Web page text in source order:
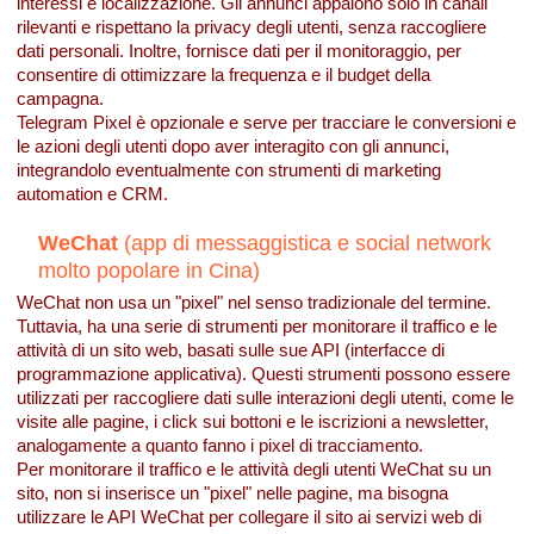
rilevanti e rispettano la privacy degli utenti, senza raccogliere
dati personali. Inoltre, fornisce dati per il monitoraggio, per
consentire di ottimizzare la frequenza e il budget della
campagna.
Telegram Pixel è opzionale e serve per tracciare le conversioni e
le azioni degli utenti dopo aver interagito con gli annunci,
integrandolo eventualmente con strumenti di marketing
automation e CRM.
WeChat (app di messaggistica e social network
molto popolare in Cina)
WeChat non usa un "pixel" nel senso tradizionale del termine.
Tuttavia, ha una serie di strumenti per monitorare il traffico e le
attività di un sito web, basati sulle sue API (interfacce di
programmazione applicativa). Questi strumenti possono essere
utilizzati per raccogliere dati sulle interazioni degli utenti, come le
visite alle pagine, i click sui bottoni e le iscrizioni a newsletter,
analogamente a quanto fanno i pixel di tracciamento.
Per monitorare il traffico e le attività degli utenti WeChat su un
sito, non si inserisce un "pixel" nelle pagine, ma bisogna
utilizzare le API WeChat per collegare il sito ai servizi web di